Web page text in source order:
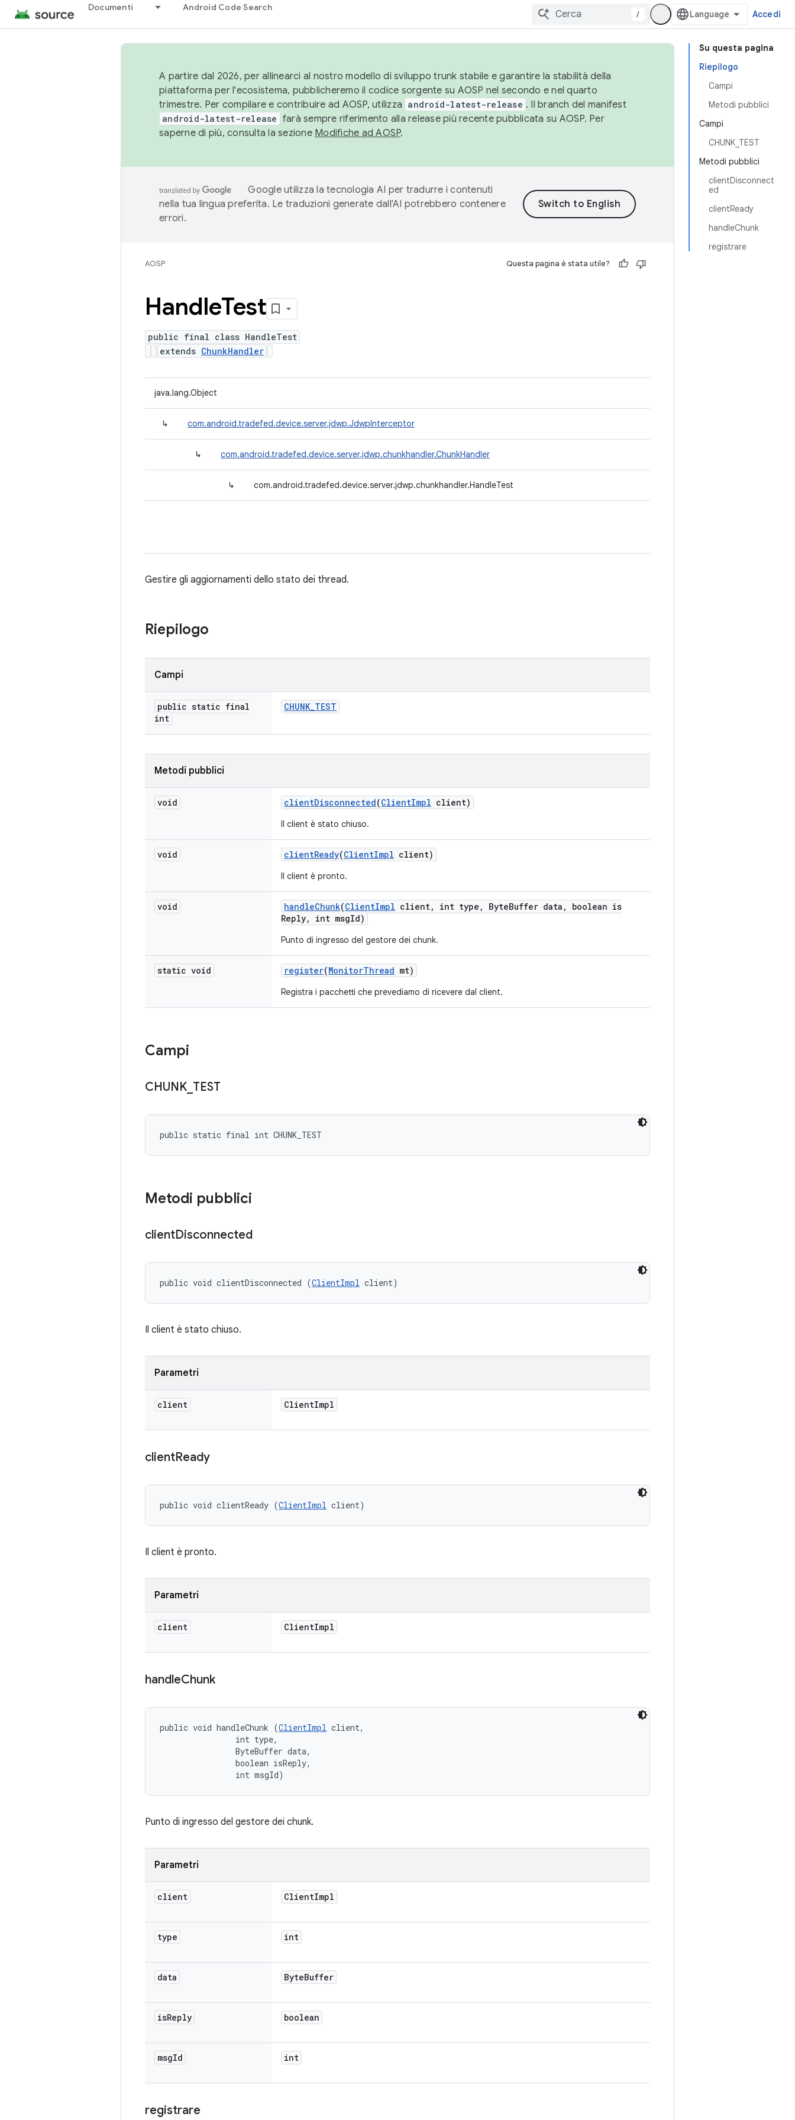
Documenti Android Code Search
/ Accedi
Su questa pagina
Riepilogo
Campi
Metodi pubblici
Campi
CHUNK_TEST
Metodi pubblici
clientDisconnect
ed
clientReady
handleChunk
registrare
A partire dal 2026, per allinearci al nostro modello di sviluppo trunk stabile e garantire la stabilità della
piattaforma per l'ecosistema, pubblicheremo il codice sorgente su AOSP nel secondo e nel quarto
trimestre. Per compilare e contribuire ad AOSP, utilizza android-latest-release . Il branch del manifest
android-latest-release farà sempre riferimento alla release più recente pubblicata su AOSP. Per
saperne di più, consulta la sezione Modifiche ad AOSP.
Google utilizza la tecnologia AI per tradurre i contenuti
nella tua lingua preferita. Le traduzioni generate dall'AI potrebbero contenere
errori.
AOSP Questa pagina è stata utile?
HandleTest
public final class HandleTest
extends ChunkHandler
java.lang.Object
↳ com.android.tradefed.device.server.jdwp.JdwpInterceptor
↳ com.android.tradefed.device.server.jdwp.chunkhandler.ChunkHandler
↳ com.android.tradefed.device.server.jdwp.chunkhandler.HandleTest
Gestire gli aggiornamenti dello stato dei thread.
Riepilogo
Campi
public static final
int
CHUNK_TEST
Metodi pubblici
void clientDisconnected(ClientImpl client)
Il client è stato chiuso.
void clientReady(ClientImpl client)
Il client è pronto.
void handleChunk(ClientImpl client, int type , ByteBuffer data ,
boolean is
Reply, int msgId)
Punto di ingresso del gestore dei chunk.
static void register(MonitorThread mt)
Registra i pacchetti che prevediamo di ricevere dal client.
Campi
CHUNK TEST
public static final int CHUNK_TEST
Metodi pubblici
clientDisconnected
public void clientDisconnected (ClientImpl client)
Il client è stato chiuso.
Parametri
client ClientImpl
clientReady
public void clientReady (ClientImpl client)
Il client è pronto.
Parametri
client ClientImpl
handleChunk
public void handleChunk (ClientImpl client,
                int type,
                ByteBuffer data,
                boolean isReply,
                int msgId)
Punto di ingresso del gestore dei chunk.
Parametri
client ClientImpl
type int
data ByteBuffer
isReply boolean
msgId int
registrare